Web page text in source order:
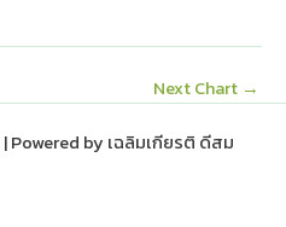
Next Chart →
Powered by เฉลิมเกียรติ ดีสม